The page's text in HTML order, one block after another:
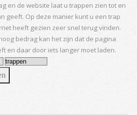
en de website laat u trappen zien tot en
geeft. Op deze manier kunt u een trap
heeft gezien zeer snel terug vinden.
bedrag kan het zijn dat de pagina
en daar door iets langer moet laden.